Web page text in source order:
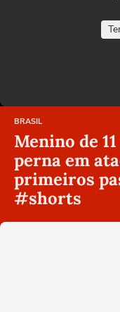
BRASIL
Menino de
perna em
primeiros
#shorts